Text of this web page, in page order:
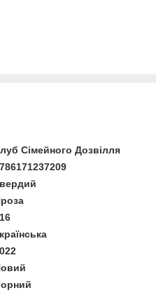
Сімейного Дозвілля